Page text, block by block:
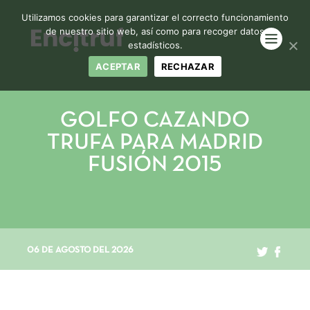
GOLFO CAZANDO
TRUFA PARA MADRID
FUSIÓN 2015
06 DE AGOSTO DEL 2026
Utilizamos cookies para garantizar el correcto funcionamiento
de nuestro sitio web, así como para recoger datos
estadísticos.
ACEPTAR
RECHAZAR